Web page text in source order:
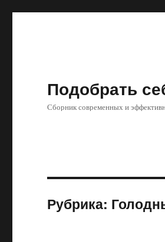
Подобрать
Сборник современных и
Рубрика: